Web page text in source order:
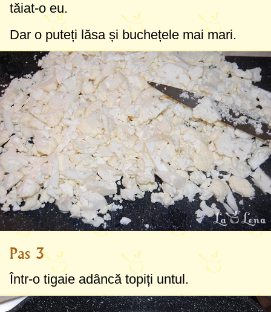
tăiat-o eu.
Dar o puteți lăsa și buchețele mai mari.
Pas 3
Într-o tigaie adâncă topiți untul.